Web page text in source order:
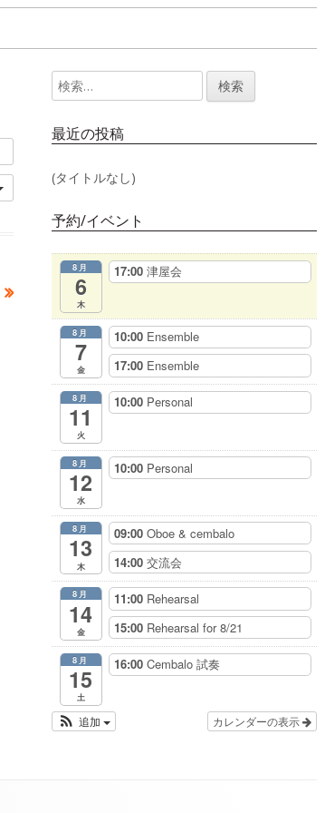
メ
イ
ン
サ
イ
バ
検
索:
最近の投稿
(タイトルなし)
予約/イベント
8月
6
木
17:00 津屋会
8月
7
金
10:00 Ensemble
17:00 Ensemble
8月
11
火
10:00 Personal
8月
12
水
10:00 Personal
8月
13
木
09:00 Oboe & cembalo
14:00 交流会
8月
14
金
11:00 Rehearsal
15:00 Rehearsal for 8/21
8月
15
土
16:00 Cembalo 試奏
カレンダーの表示
追加